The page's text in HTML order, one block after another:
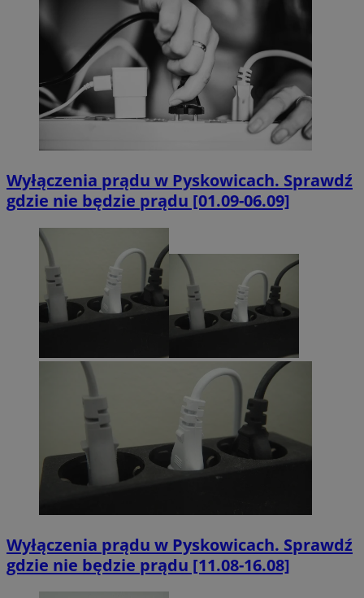
Wyłączenia prądu w Pyskowicach. Sprawdź
gdzie nie będzie prądu [01.09-06.09]
Wyłączenia prądu w Pyskowicach. Sprawdź
gdzie nie będzie prądu [11.08-16.08]